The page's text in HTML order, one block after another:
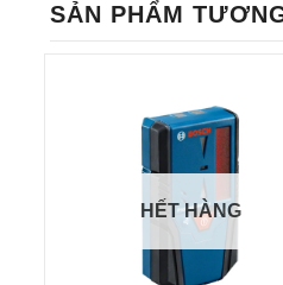
SẢN PHẨM
HẾT HÀNG